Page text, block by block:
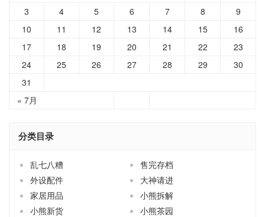
« 7月
3
4 5 6 7 8
9
10
11 12 13 14 15
16
17
18 19 20 21 22
23
24
25 26 27 28 29
30
31
分类目录
乱七八糟
售完存档
外设配件
大神请进
家居用品
小熊拆解
小熊新货
小熊茶园